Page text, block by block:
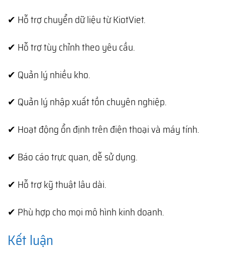
✔ Hỗ trợ chuyển dữ liệu từ KiotViet.
✔ Hỗ trợ tùy chỉnh theo yêu cầu.
✔ Quản lý nhiều kho.
✔ Quản lý nhập xuất tồn chuyên nghiệp.
✔ Hoạt động ổn định trên điện thoại và máy tính.
✔ Báo cáo trực quan, dễ sử dụng.
✔ Hỗ trợ kỹ thuật lâu dài.
✔ Phù hợp cho mọi mô hình kinh doanh.
Kết luận